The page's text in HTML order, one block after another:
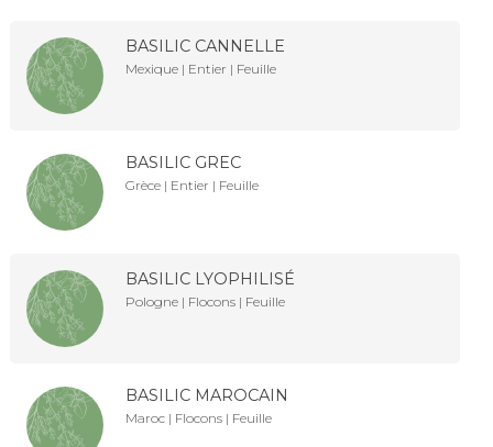
BASILIC CANNELLE
Mexique | Entier | Feuille
BASILIC GREC
Grèce | Entier | Feuille
BASILIC LYOPHILISÉ
Pologne | Flocons | Feuille
BASILIC MAROCAIN
Maroc | Flocons | Feuille